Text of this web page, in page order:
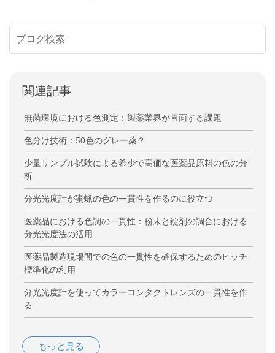
関連記事
無菌環境における色測定：製薬業界が直面する課題
色分け技術：50色のグレー薬？
少量サンプル試験による希少で高価な医薬品原料の色の分
析
分光光度計が蜜蝋の色の一貫性を作るのに役立つ
医薬品における色調の一貫性：粉末と錠剤の調合における
分光光度法の活用
医薬品製造現場間での色の一貫性を確保するためのヒッチ
標準化の利用
分光光度計を使ってカラーコンタクトレンズの一貫性を作
る
もっと見る